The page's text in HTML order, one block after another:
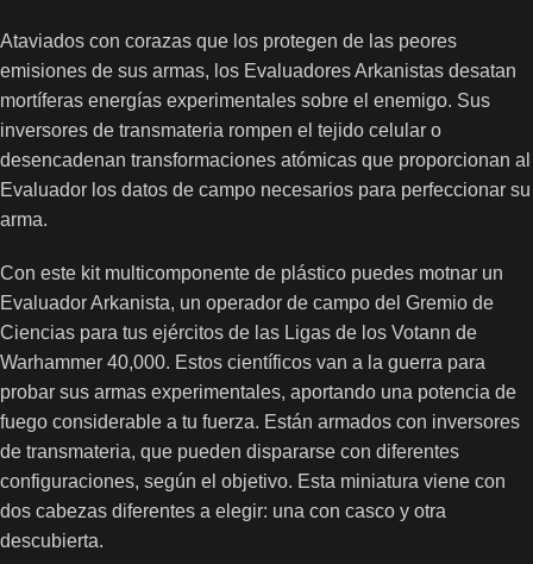
Ataviados con corazas que los protegen de las peores
emisiones de sus armas, los Evaluadores Arkanistas desatan
mortíferas energías experimentales sobre el enemigo. Sus
inversores de transmateria rompen el tejido celular o
desencadenan transformaciones atómicas que proporcionan al
Evaluador los datos de campo necesarios para perfeccionar su
arma.
Con este kit multicomponente de plástico puedes motnar un
Evaluador Arkanista, un operador de campo del Gremio de
Ciencias para tus ejércitos de las Ligas de los Votann de
Warhammer 40,000. Estos científicos van a la guerra para
probar sus armas experimentales, aportando una potencia de
fuego considerable a tu fuerza. Están armados con inversores
de transmateria, que pueden dispararse con diferentes
configuraciones, según el objetivo. Esta miniatura viene con
dos cabezas diferentes a elegir: una con casco y otra
descubierta.